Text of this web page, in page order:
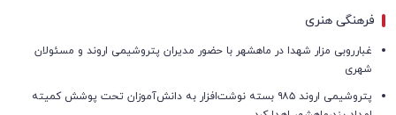
فرهنگی هنری
غبارروبی مزار شهدا در ماهشهر با حضور مدیران پتروشیمی اروند و مسئولان
شهری
پتروشیمی اروند ۹۸۵ بسته نوشت‌افزار به دانش‌آموزان تحت پوشش کمیته